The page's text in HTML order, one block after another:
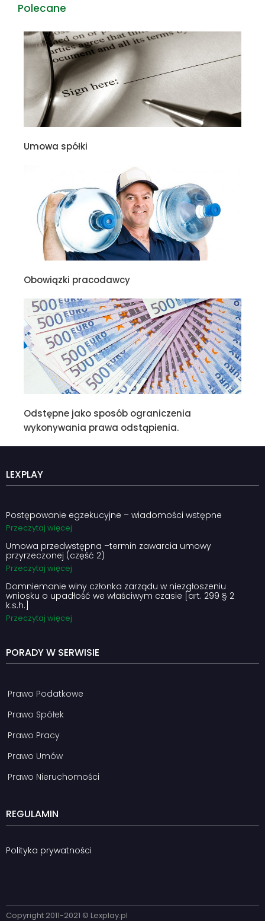
Polecane
Umowa spółki
Obowiązki pracodawcy
Odstępne jako sposób ograniczenia
wykonywania prawa odstąpienia.
LEXPLAY
Postępowanie egzekucyjne – wiadomości wstępne
Przeczytaj więcej
Umowa przedwstępna –termin zawarcia umowy
przyrzeczonej (część 2)
Przeczytaj więcej
Domniemanie winy członka zarządu w niezgłoszeniu
wniosku o upadłość we właściwym czasie [art. 299 § 2
k.s.h.]
Przeczytaj więcej
PORADY W SERWISIE
Prawo Podatkowe
Prawo Spółek
Prawo Pracy
Prawo Umów
Prawo Nieruchomości
REGULAMIN
Polityka prywatności
Copyright 2011-2021 © Lexplay.pl​